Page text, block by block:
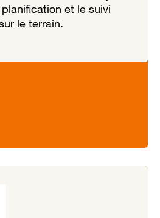
et le suivi
le terrain.